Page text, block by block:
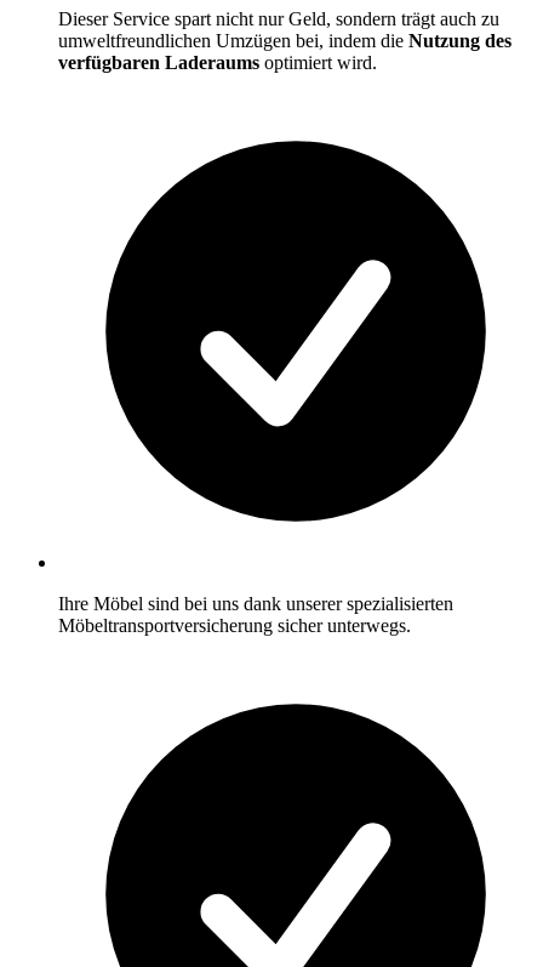
Dieser Service spart nicht nur Geld, sondern trägt auch zu
umweltfreundlichen Umzügen bei, indem die Nutzung des
verfügbaren Laderaums optimiert wird.
Ihre Möbel sind bei uns dank unserer spezialisierten
Möbeltransportversicherung sicher unterwegs.